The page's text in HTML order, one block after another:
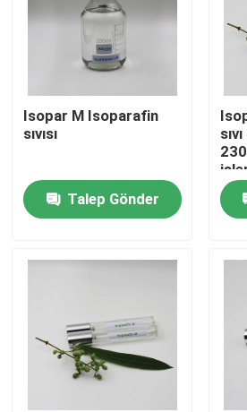
Ev
HAKKIMIZDA
Isopar M Isoparafin
sıvısı
Talep Gönder